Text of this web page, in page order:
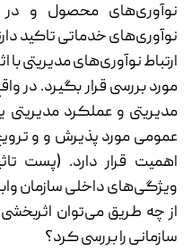
نوآوری‌های محصول و در
نوآوری‌های خدماتی تاکید
ارتباط نوآوری‌های مدیریتی با
مورد بررسی قرار بگیرد. در
مدیریتی و عملکرد
عمومی مورد پذیرش و و
اهمیت قرار دارد. (پست
ویژگی‌های داخلی سازمان
از چه طریق می‌توان
سازمانی را بررسی کرد؟